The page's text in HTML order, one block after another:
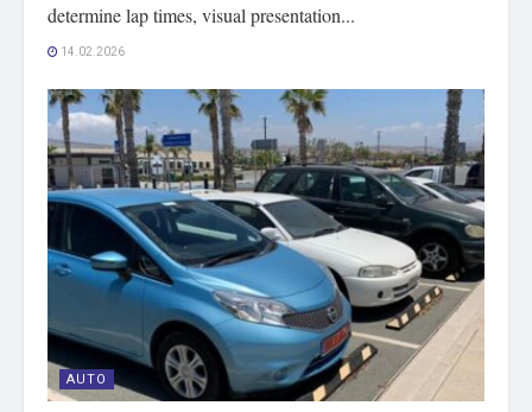
determine lap times, visual presentation...
14.02.2026
AUTO